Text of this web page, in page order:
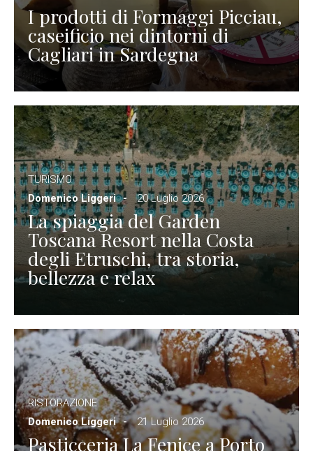
I prodotti di Formaggi Picciau,
caseificio nei dintorni di
Cagliari in Sardegna
TURISMO
Domenico Liggeri
20 Luglio 2026
La spiaggia del Garden
Toscana Resort nella Costa
degli Etruschi, tra storia,
bellezza e relax
RISTORAZIONE
Domenico Liggeri
21 Luglio 2026
Pasticceria La Fenice a Porto